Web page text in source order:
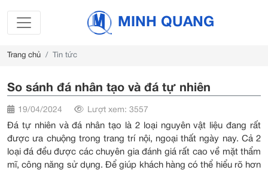
MINH QUANG
Trang chủ Tin tức
So sánh đá nhân tạo và đá tự nhiên
19/04/2024 Lượt xem: 3557
Đá tự nhiên và đá nhân tạo là 2 loại nguyên vật liệu đang rất
được ưa chuộng trong trang trí nội, ngoại thất ngày nay. Cả 2
loại đá đều được các chuyên gia đánh giá rất cao về mặt thẩm
mĩ, công năng sử dụng. Để giúp khách hàng có thể hiểu rõ hơn